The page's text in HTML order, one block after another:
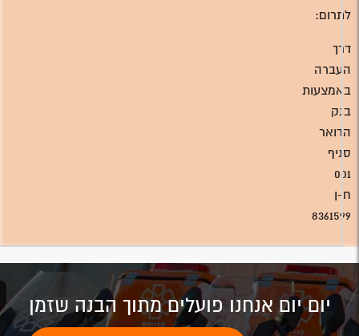
לתרום:
דרך
העברה
באמצעות
בנק
הדואר
סניף
001
ח-ן
8361599
יום יום אנחנו פועלים מתוך הבנה שזמן